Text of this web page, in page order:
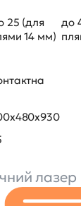
25 (для
14 мм)
до